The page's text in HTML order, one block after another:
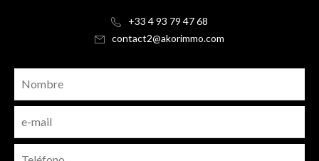
+33 4 93 79 47 68
contact2@akorimmo.com